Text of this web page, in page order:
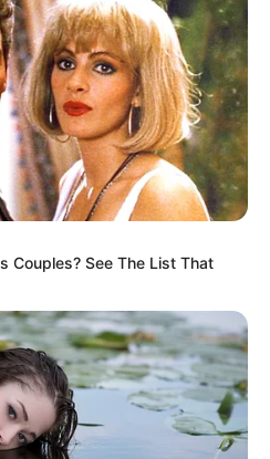
általunk ismert magyar
posztja lett”,
Magyar Péter, Orbán
rendkívül népszerű
tíz évből.
Couples? See The List That